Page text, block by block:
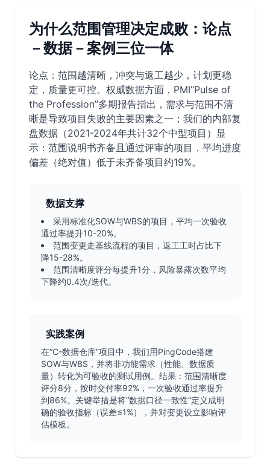
为什么范围管理决定成败：论点
－数据－案例三位一体
论点：范围越清晰，冲突与返工越少，计划更稳
定，质量更可控。权威数据方面，PMI“Pulse of
the Profession”多期报告指出，需求与范围不清
晰是导致项目失败的主要因素之一；我们的内部复
盘数据（2021-2024年共计32个中型项目）显
示：范围说明书齐备且通过评审的项目，平均进度
偏差（绝对值）低于未齐备项目约19%。
数据支撑
采用标准化SOW与WBS的项目，平均一次验收
通过率提升10-20%。
范围变更走基线流程的项目，返工工时占比下
降15-28%。
范围清晰度评分每提升1分，风险暴露次数平均
下降约0.4次/迭代。
实践案例
在“C-数据仓库”项目中，我们用PingCode搭建
SOW与WBS，并将非功能需求（性能、数据质
量）转化为可验收的测试用例。结果：范围清晰度
评分8分，按时交付率92%，一次验收通过率提升
到86%。关键举措是将“数据口径一致性”定义成明
确的验收指标（误差≤1%），并对变更设立影响评
估模板。